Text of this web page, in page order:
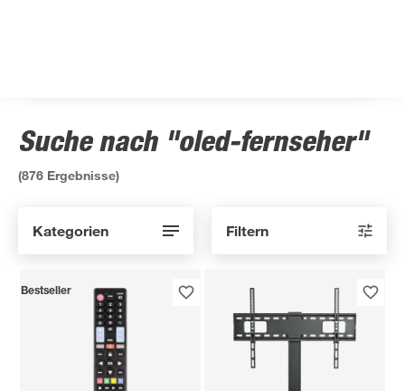
Suche nach "oled-fernseher"
(876 Ergebnisse)
Kategorien Filtern
Bestseller